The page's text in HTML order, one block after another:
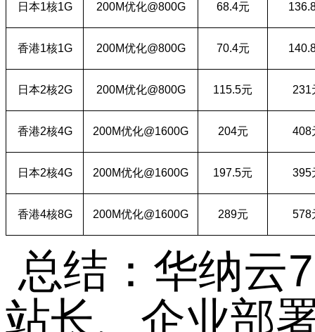
日本1核1G 200M优化@800G 68.4元
香港1核1G 200M优化@800G 70.4元
日本2核2G 200M优化@800G 115.5元 231
香港2核4G 200M优化@1600G 204元 408
日本2核4G 200M优化@1600G 197.5元 395
香港4核8G 200M优化@1600G 289元 578
总结：华纳云7
站长、企业部